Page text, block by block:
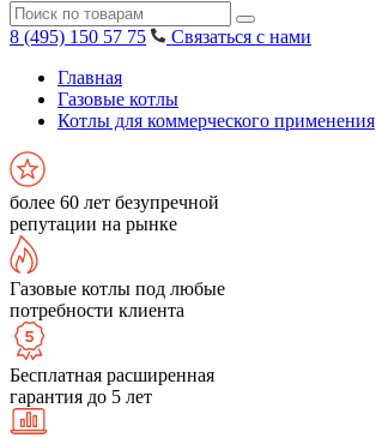
8 (495) 150 57 75
Связаться с нами
Главная
Газовые котлы
Котлы для коммерческого применения
более 60 лет безупречной
репутации на рынке
Газовые котлы под любые
потребности клиента
Бесплатная расширенная
гарантия до 5 лет